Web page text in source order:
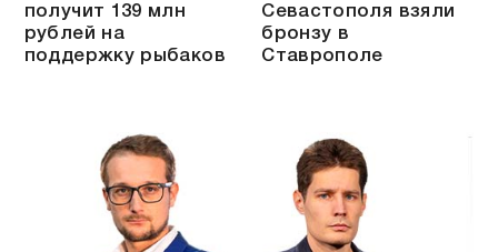
получит 139 млн
рублей на
поддержку рыбаков
Севастополя взяли
бронзу в
Ставрополе